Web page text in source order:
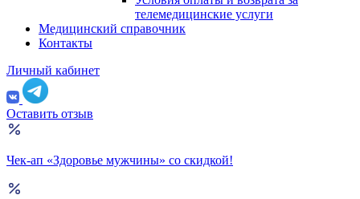
телемедицинские услуги
Медицинский справочник
Контакты
Личный кабинет
Оставить отзыв
Чек-ап «Здоровье мужчины» со скидкой!